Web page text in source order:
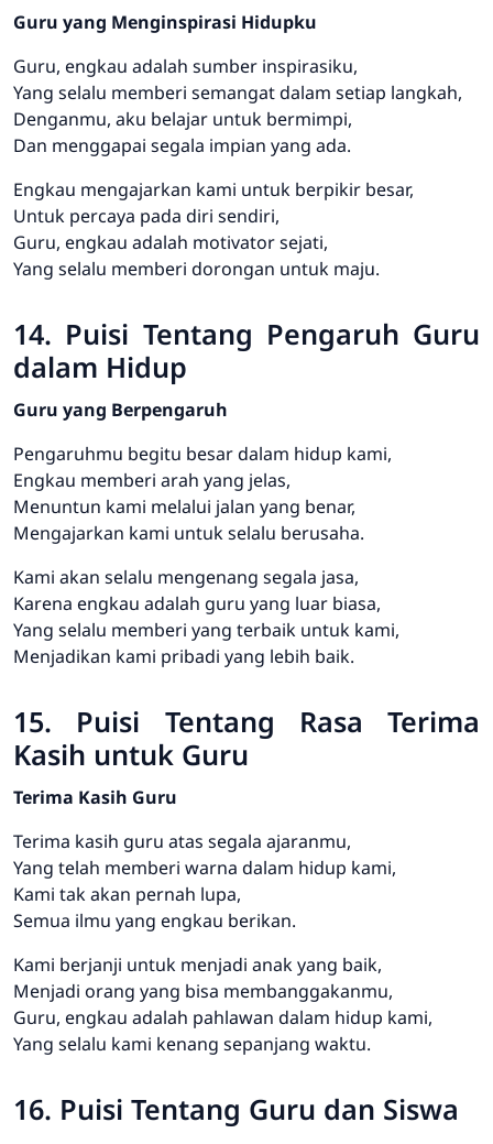
Guru yang Menginspirasi Hidupku
Guru, engkau adalah sumber inspirasiku,
Yang selalu memberi semangat dalam setiap langkah,
Denganmu, aku belajar untuk bermimpi,
Dan menggapai segala impian yang ada.
Engkau mengajarkan kami untuk berpikir besar,
Untuk percaya pada diri sendiri,
Guru, engkau adalah motivator sejati,
Yang selalu memberi dorongan untuk maju.
14. Puisi Tentang Pengaruh Guru
dalam Hidup
Guru yang Berpengaruh
Pengaruhmu begitu besar dalam hidup kami,
Engkau memberi arah yang jelas,
Menuntun kami melalui jalan yang benar,
Mengajarkan kami untuk selalu berusaha.
Kami akan selalu mengenang segala jasa,
Karena engkau adalah guru yang luar biasa,
Yang selalu memberi yang terbaik untuk kami,
Menjadikan kami pribadi yang lebih baik.
15. Puisi Tentang Rasa Terima
Kasih untuk Guru
Terima Kasih Guru
Terima kasih guru atas segala ajaranmu,
Yang telah memberi warna dalam hidup kami,
Kami tak akan pernah lupa,
Semua ilmu yang engkau berikan.
Kami berjanji untuk menjadi anak yang baik,
Menjadi orang yang bisa membanggakanmu,
Guru, engkau adalah pahlawan dalam hidup kami,
Yang selalu kami kenang sepanjang waktu.
16. Puisi Tentang Guru dan Siswa